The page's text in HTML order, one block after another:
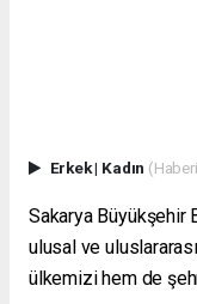
Erkek| Kadın
Sakarya Büyükşehir
ulusal ve
ülkemizi hem de